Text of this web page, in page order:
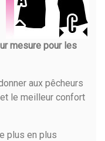
mesure pour les
aux pêcheurs
le meilleur confort
plus en plus